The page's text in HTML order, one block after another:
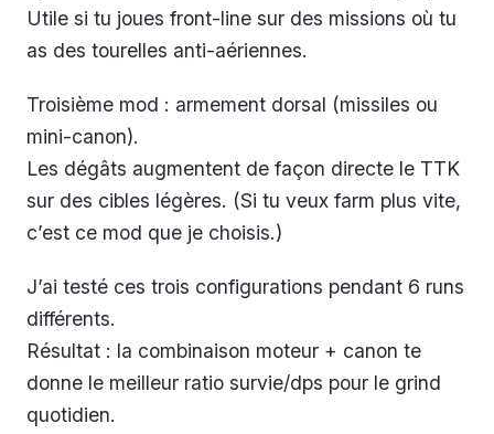
Utile si tu joues front-line sur des missions où tu
as des tourelles anti-aériennes.
Troisième mod : armement dorsal (missiles ou
mini-canon).
Les dégâts augmentent de façon directe le TTK
sur des cibles légères. (Si tu veux farm plus vite,
c’est ce mod que je choisis.)
J’ai testé ces trois configurations pendant 6 runs
différents.
Résultat : la combinaison moteur + canon te
donne le meilleur ratio survie/dps pour le grind
quotidien.